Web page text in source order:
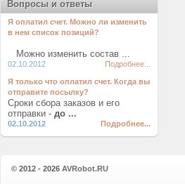
Вопросы и ответы
Я оплатил счет. Можно ли изменить
в нем список позиций?
Можно изменить состав ...
02.10.2012 Подробнее...
Я только что оплатил счет. Когда вы
отправите посылку?
Сроки сбора заказов и его
отправки - до ...
02.10.2012 Подробнее...
© 2012 - 2026 AVRobot.RU